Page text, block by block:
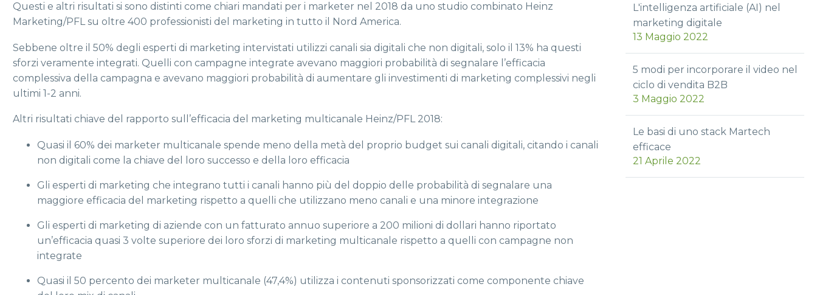
Questi e altri risultati si sono distinti come chiari mandati per i marketer nel 2018 da uno studio combinato Heinz
Marketing/PFL su oltre 400 professionisti del marketing in tutto il Nord America.
Sebbene oltre il 50% degli esperti di marketing intervistati utilizzi canali sia digitali che non digitali, solo il 13% ha questi
sforzi veramente integrati. Quelli con campagne integrate avevano maggiori probabilità di segnalare l’efficacia
complessiva della campagna e avevano maggiori probabilità di aumentare gli investimenti di marketing complessivi negli
ultimi 1-2 anni.
Altri risultati chiave del rapporto sull’efficacia del marketing multicanale Heinz/PFL 2018:
Quasi il 60% dei marketer multicanale spende meno della metà del proprio budget sui canali digitali, citando i canali
non digitali come la chiave del loro successo e della loro efficacia
Gli esperti di marketing che integrano tutti i canali hanno più del doppio delle probabilità di segnalare una
maggiore efficacia del marketing rispetto a quelli che utilizzano meno canali e una minore integrazione
Gli esperti di marketing di aziende con un fatturato annuo superiore a 200 milioni di dollari hanno riportato
un’efficacia quasi 3 volte superiore dei loro sforzi di marketing multicanale rispetto a quelli con campagne non
integrate
Quasi il 50 percento dei marketer multicanale (47,4%) utilizza i contenuti sponsorizzati come componente chiave
L'intelligenza artificiale (AI) nel
marketing digitale
13 Maggio 2022
5 modi per incorporare il video nel
ciclo di vendita B2B
3 Maggio 2022
Le basi di uno stack Martech
efficace
21 Aprile 2022